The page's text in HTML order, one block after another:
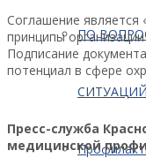
ПО
СИТУАЦИЙ
Соглашение
принципы
Подписание
потенциал в сфере
Пресс-служба
медицинской